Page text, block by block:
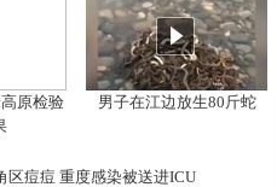
原检验
男子在江边放生80斤蛇
区痘痘 重度感染被送进ICU